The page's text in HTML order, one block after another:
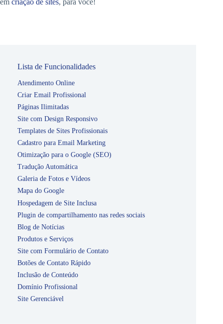
em criação de sites, para você!
Lista de Funcionalidades
Atendimento Online
Criar Email Profissional
Páginas Ilimitadas
Site com Design Responsivo
Templates de Sites Profissionais
Cadastro para Email Marketing
Otimização para o Google (SEO)
Tradução Automática
Galeria de Fotos e Vídeos
Mapa do Google
Hospedagem de Site Inclusa
Plugin de compartilhamento nas redes sociais
Blog de Notícias
Produtos e Serviços
Site com Formulário de Contato
Botões de Contato Rápido
Inclusão de Conteúdo
Domínio Profissional
Site Gerenciável